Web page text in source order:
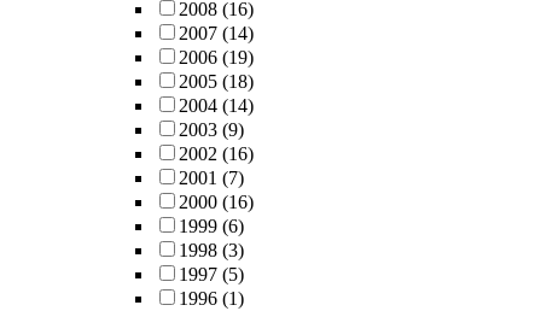
2008 (16)
2007 (14)
2006 (19)
2005 (18)
2004 (14)
2003 (9)
2002 (16)
2001 (7)
2000 (16)
1999 (6)
1998 (3)
1997 (5)
1996 (1)